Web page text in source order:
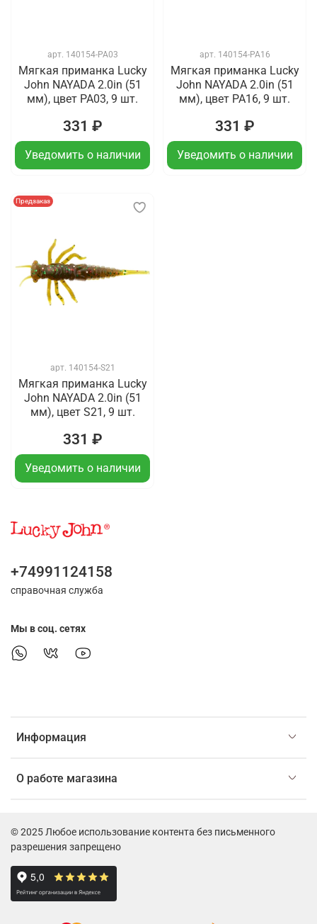
арт. 140154-PA03
Мягкая приманка Lucky
John NAYADA 2.0in (51
мм), цвет PA03, 9 шт.
331 ₽
Уведомить о наличии
арт. 140154-PA16
Мягкая приманка Lucky
John NAYADA 2.0in (51
мм), цвет PA16, 9 шт.
331 ₽
Уведомить о наличии
Предзаказ
арт. 140154-S21
Мягкая приманка Lucky
John NAYADA 2.0in (51
мм), цвет S21, 9 шт.
331 ₽
Уведомить о наличии
Информация
О работе магазина
+74991124158
справочная служба
Мы в соц. сетях
© 2025 Любое использование контента без письменного
разрешения запрещено